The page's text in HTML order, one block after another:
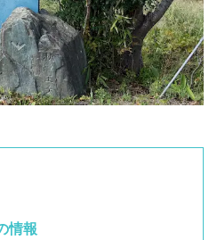
情報